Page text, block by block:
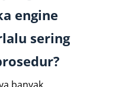
engine
sering